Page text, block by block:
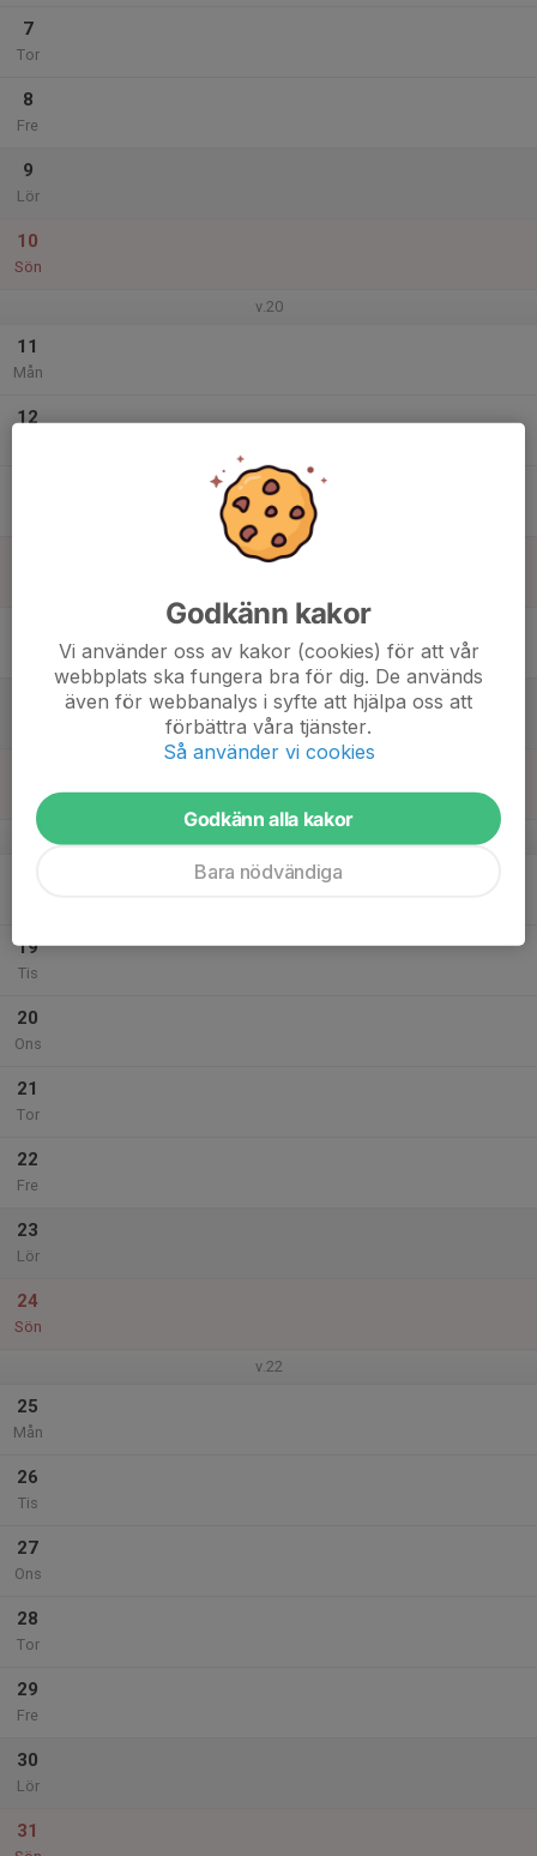
7
Tor
8
Fre
9
Lör
10
Sön
v.20
11
Mån
12
19
Tis
20
Ons
21
Tor
22
Fre
23
Lör
24
Sön
v.22
25
Mån
26
Tis
27
Ons
28
Tor
29
Fre
30
Lör
31
Godkänn kakor
Vi använder oss av kakor (cookies) för att vår
webbplats ska fungera bra för dig. De används
även för webbanalys i syfte att hjälpa oss att
förbättra våra tjänster.
Så använder vi cookies
Godkänn alla kakor
Bara nödvändiga